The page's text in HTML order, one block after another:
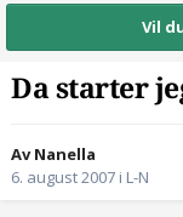
Vil
Da starter
Av Nanella
6. august 2007 i L-N